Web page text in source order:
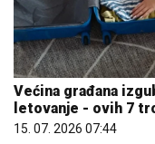
Većina građana
letovanje - ovih 7
15. 07. 2026 07:44